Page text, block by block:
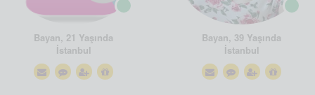
Bayan, 21 Yaşında
İstanbul
Bayan, 39 Yaşında
İstanbul